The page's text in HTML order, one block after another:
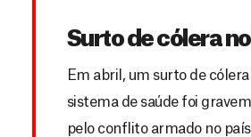
Surto de cólera
Em abril, um surto de
sistema de saúde foi
pelo conflito armado no